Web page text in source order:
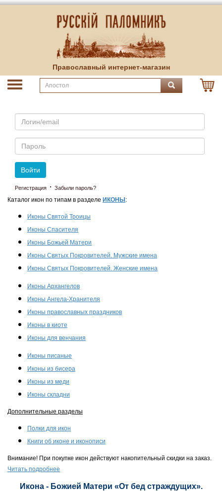
Православный интернет-магазин
Email
Пароль
Войти
Регистрация · Забыли пароль?
Каталог икон по типам в разделе ИКОНЫ :
Иконы Святой Троицы
Иконы Спасителя
Иконы Божьей Матери
Иконы Святых Покровителей. Мужские имена
Иконы Святых Покровителей. Женские имена
Иконы Архангелов
Иконы Ангела-Хранителя
Иконы православных праздников
Иконы в киоте
Иконы для венчания
Иконы писаные
Иконы из бисера
Иконы из меди
Иконы складни
Дополнительные разделы
Полки для икон
Книги об иконе и иконописи
Внимание! При покупке икон действуют накопительный скидки на заказ.
Читать подробнее
Икона - Божией Матери «От бед страждущих».